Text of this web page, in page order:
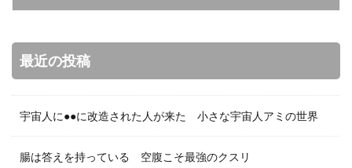
最近の投稿
宇宙人に●●に改造された人が来た 小さな宇宙人アミの世界
腸は答えを持っている 空腹こそ最強のクスリ